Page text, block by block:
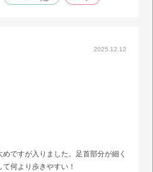
2025.12.12
ですが入りました。足首部分が細く
何より歩きやすい！